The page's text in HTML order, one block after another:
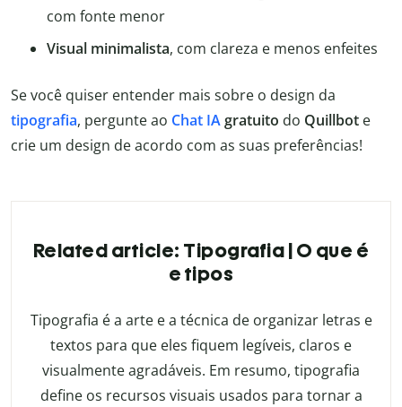
com fonte menor
Visual minimalista, com clareza e menos enfeites
Se você quiser entender mais sobre o design da
tipografia, pergunte ao Chat IAgratuito do Quillbot e
crie um design de acordo com as suas preferências!
Related article: Tipografia | O que é
e tipos
Tipografia é a arte e a técnica de organizar letras e
textos para que eles fiquem legíveis, claros e
visualmente agradáveis. Em resumo, tipografia
define os recursos visuais usados para tornar a